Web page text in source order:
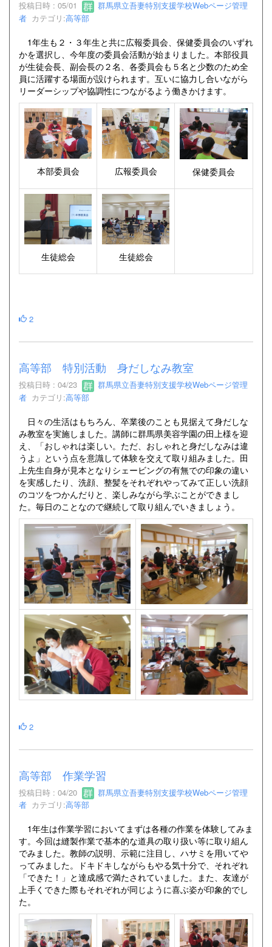
投稿日時 : 05/01
群馬県立吾妻特別支援学校Webページ管理
者 カテゴリ:高等部
1年生も２・３年生と共に広報委員会、保健委員会のいずれ
かを選択し、今年度の委員会活動が始まりました。本部役員
が生徒会長、副会長の２名、各委員会も５名と少数のため全
員に活躍する場面が設けられます。互いに協力し合いながら
リーダーシップや協調性につながるよう働きかけます。
本部委員会 広報委員会 保健委員会
生徒総会 生徒総会
2
高等部 特別活動 身だしなみ教室
投稿日時 : 04/23
群馬県立吾妻特別支援学校Webページ管理
者 カテゴリ:高等部
日々の生活はもちろん、卒業後のことも見据えて身だしな
み教室を実施しました。講師に群馬県美容学園の田上様を迎
え、「おしゃれは楽しい。ただ、おしゃれと身だしなみは違
うよ」という点を意識して体験を交えて取り組みました。田
上先生自身が見本となりシェービングの有無での印象の違い
を実感したり、洗顔、整髪をそれぞれやってみて正しい洗顔
のコツをつかんだりと、楽しみながら学ぶことができまし
た。毎日のことなので継続して取り組んでいきましょう。
2
高等部 作業学習
投稿日時 : 04/20
群馬県立吾妻特別支援学校Webページ管理
者 カテゴリ:高等部
1年生は作業学習においてまずは各種の作業を体験してみま
す。今回は縫製作業で基本的な道具の取り扱い等に取り組ん
でみました。教師の説明、示範に注目し、ハサミを用いてや
ってみました。ドキドキしながらもやる気十分で、それぞれ
「できた！」と達成感で満たされていました。また、友達が
上手くできた際もそれぞれが同じように喜ぶ姿が印象的でし
た。